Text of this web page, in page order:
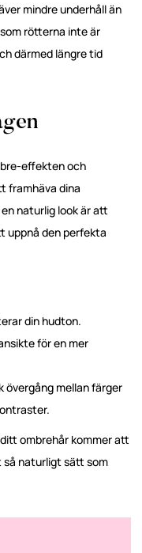
mindre underhåll än
rötterna inte är
därmed längre tid
effekten och
framhäva dina
naturlig look är att
uppnå den perfekta
din hudton.
för en mer
övergång mellan färger
ombrehår kommer att
så naturligt sätt som